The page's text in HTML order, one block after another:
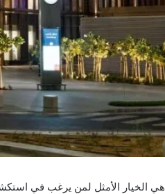
هي الخيار الأمثل لمن يرغب في